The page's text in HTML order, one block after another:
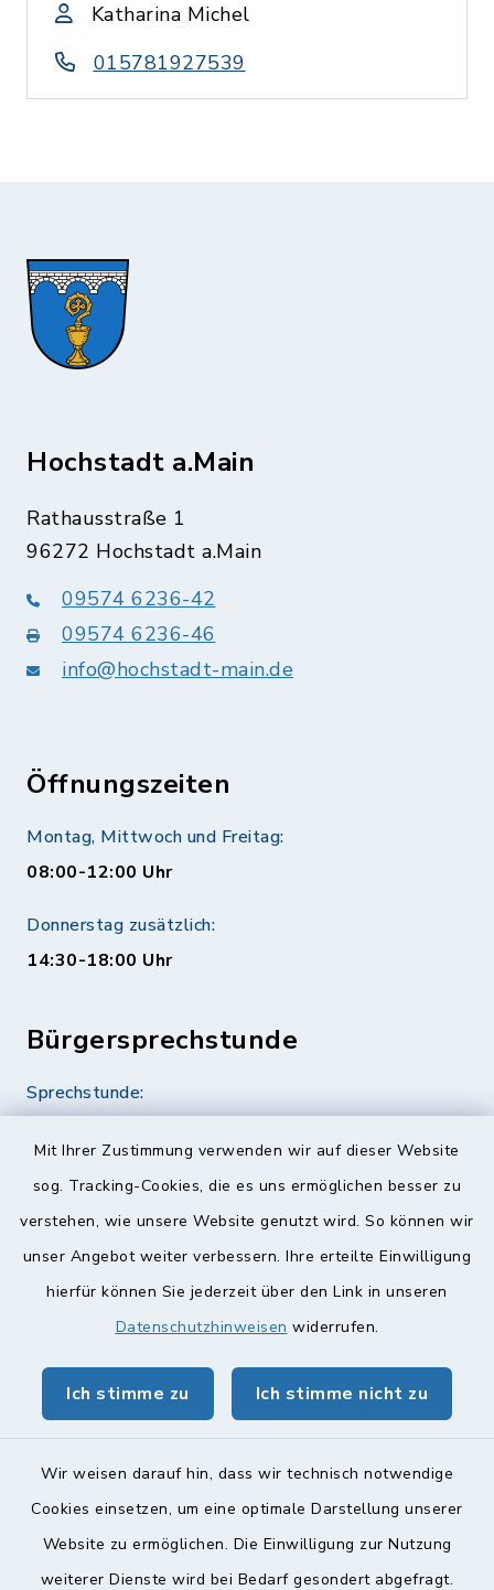
Mit Ihrer Zustimmung verwenden wir auf dieser Website
sog. Tracking-Cookies, die es uns ermöglichen besser zu
verstehen, wie unsere Website genutzt wird. So können wir
unser Angebot weiter verbessern. Ihre erteilte Einwilligung
hierfür können Sie jederzeit über den Link in unseren
Datenschutzhinweisen widerrufen.
Ich stimme zu Ich stimme nicht zu
Wir weisen darauf hin, dass wir technisch notwendige
Cookies einsetzen, um eine optimale Darstellung unserer
Website zu ermöglichen. Die Einwilligung zur Nutzung
weiterer Dienste wird bei Bedarf gesondert abgefragt.
Katharina Michel
015781927539
Hochstadt a.Main
Rathausstraße 1
96272 Hochstadt a.Main
09574 6236-42
09574 6236-46
info@hochstadt-main.de
Öffnungszeiten
Montag, Mittwoch und Freitag:
08:00-12:00 Uhr
Donnerstag zusätzlich:
14:30-18:00 Uhr
Bürgersprechstunde
Sprechstunde:
Quicklinks
Landkreis Lichtenfels
geoPortal Lichtenfels